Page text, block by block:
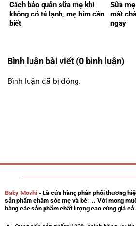
Cách bảo quản sữa mẹ khi
không có tủ lạnh, mẹ bỉm cần
biết
Sữa
mất
ngay
Bình luận bài viết (0 bình luận)
Bình luận đã bị đóng.
Baby Moshi- Là cửa hàng phân phối thương
sản phẩm chăm sóc mẹ và bé ... Với mong
hàng các sản phẩm chất lượng cao cùng giá